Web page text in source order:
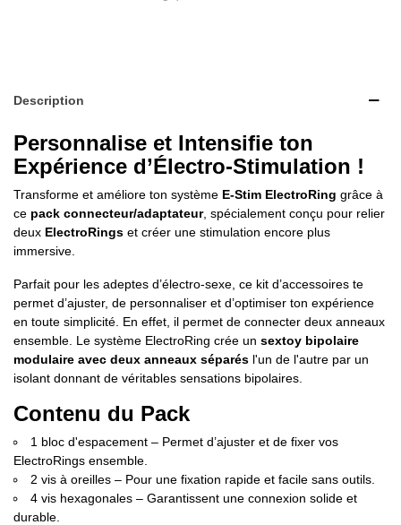
Description
Personnalise et Intensifie ton
Expérience d’Électro-Stimulation !
Transforme et améliore ton système E-Stim ElectroRing grâce à
ce pack connecteur/adaptateur, spécialement conçu pour relier
deux ElectroRings et créer une stimulation encore plus
immersive.
Parfait pour les adeptes d’électro-sexe, ce kit d’accessoires te
permet d’ajuster, de personnaliser et d’optimiser ton expérience
en toute simplicité. En effet, il permet de connecter deux anneaux
ensemble. Le système ElectroRing crée un sextoy bipolaire
modulaire avec deux anneaux séparés l'un de l'autre par un
isolant donnant de véritables sensations bipolaires.
Contenu du Pack
1 bloc d'espacement – Permet d’ajuster et de fixer vos
ElectroRings ensemble.
2 vis à oreilles – Pour une fixation rapide et facile sans outils.
4 vis hexagonales – Garantissent une connexion solide et
durable.